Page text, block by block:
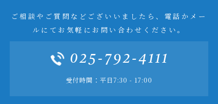
ご相談やご質問などございいましたら、電話かメー
ルにてお気軽にお問い合わせください。
025-792-4111
受付時間：平日7:30 - 17:00